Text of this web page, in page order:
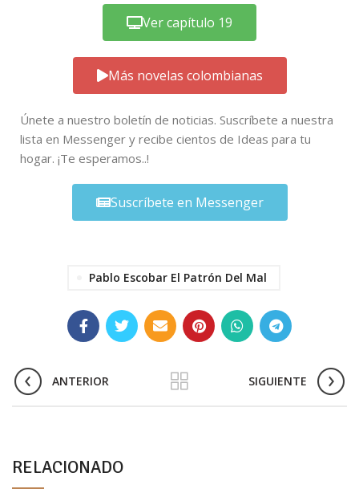
Ver capítulo 19
Más novelas colombianas
Únete a nuestro boletín de noticias. Suscríbete a nuestra
lista en Messenger y recibe cientos de Ideas para tu
hogar. ¡Te esperamos..!
Suscríbete en Messenger
Pablo Escobar El Patrón Del Mal
ANTERIOR SIGUIENTE
RELACIONADO